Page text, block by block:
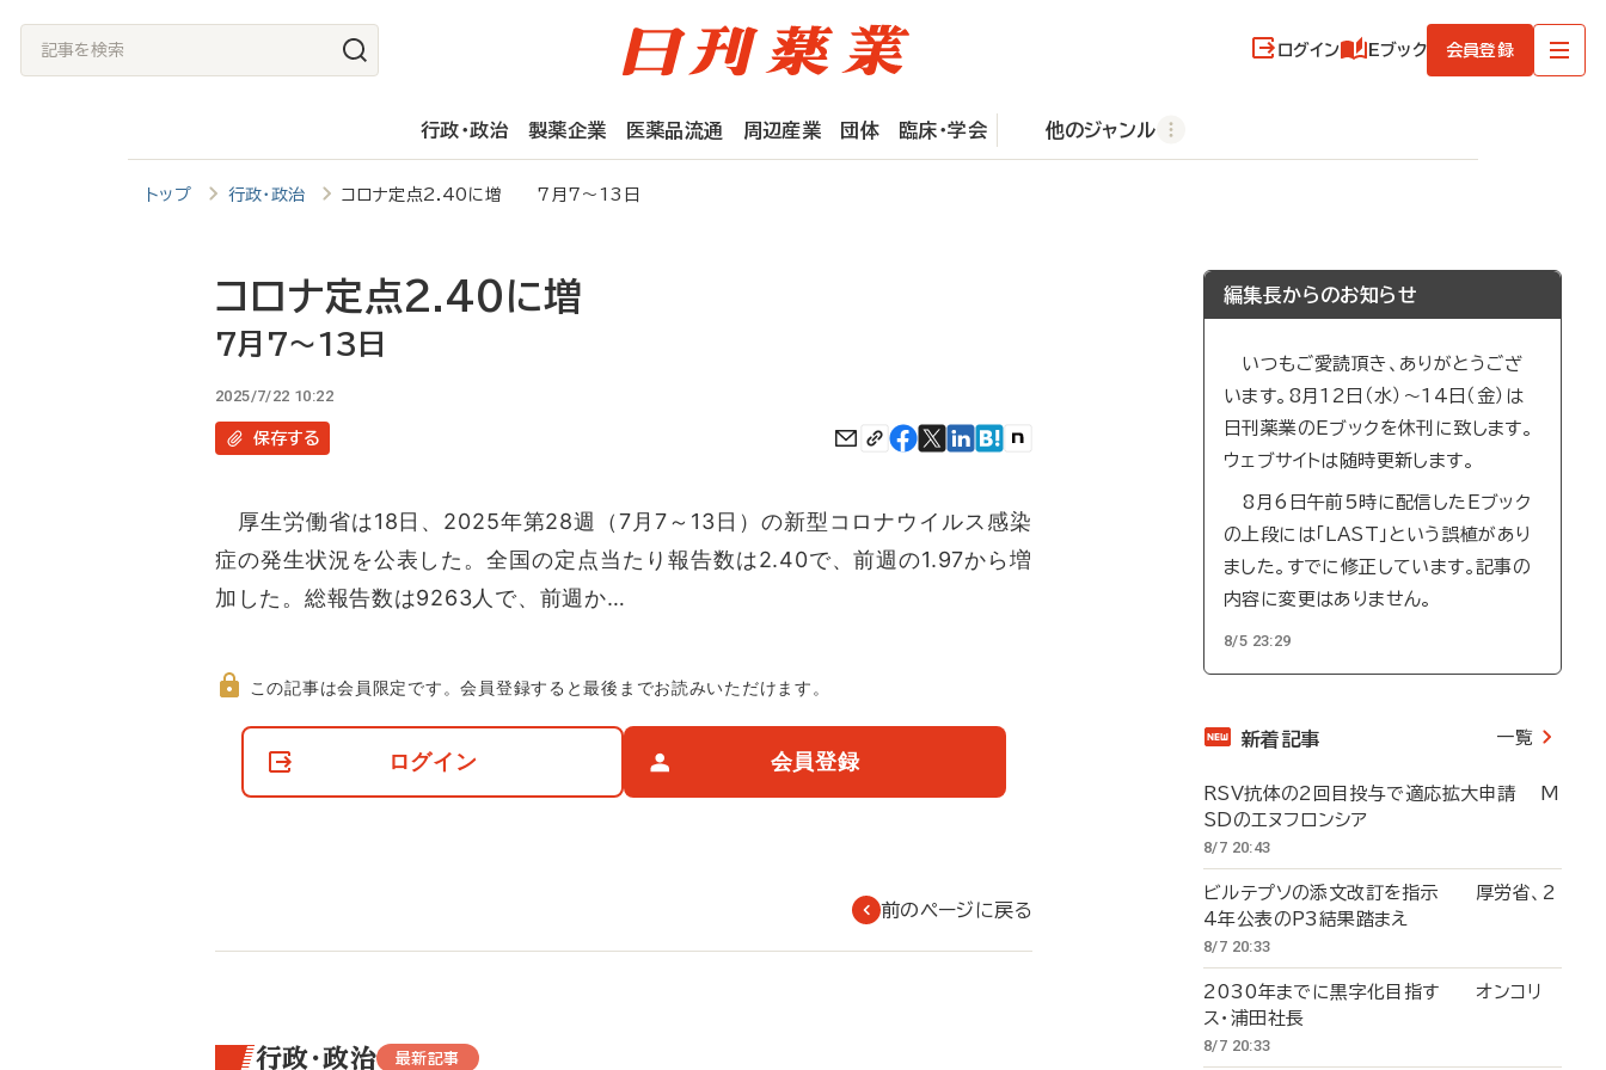
記
事
ログイン Eブック 会員登録
行政・政治 製薬企業 医薬品流通 周辺産業 団体 臨床・学会 他のジャンル
トップ 行政・政治 コロナ定点2.40に増 7月7～13日
コロナ定点2.40に増
7月7～13日
2025/7/22 10:22
保存する
厚生労働省は18日、2025年第28週（7月7～13日）の新型コロナウイルス感染
症の発生状況を公表した。全国の定点当たり報告数は2.40で、前週の1.97から増
加した。総報告数は9263人で、前週か…
て
この記事は会員限定です。会員登録すると最後までお読みいただけます。
ログイン 会員登録
前のページに戻る
行政・政治 最新記事
編集長からのお知らせ
いつもご愛読頂き、ありがとうござ
います。8月12日（水）～14日（金）は
日刊薬業のEブックを休刊に致します。
ウェブサイトは随時更新します。
8月6日午前5時に配信したEブック
の上段には「LAST」という誤植があり
ました。すでに修正しています。記事の
内容に変更はありません。
8/5 23:29
新着記事 一覧
RSV抗体の2回目投与で適応拡大申請 M
SDのエヌフロンシア
8/7 20:43
ビルテプソの添文改訂を指示 厚労省、2
4年公表のP3結果踏まえ
8/7 20:33
2030年までに黒字化目指す オンコリ
ス・浦田社長
8/7 20:33